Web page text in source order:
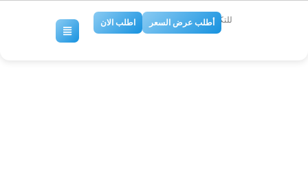
للتكييف والتبريد
أطلب عرض السعر اطلب الان